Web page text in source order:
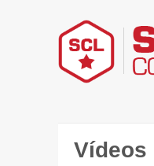
Vídeos